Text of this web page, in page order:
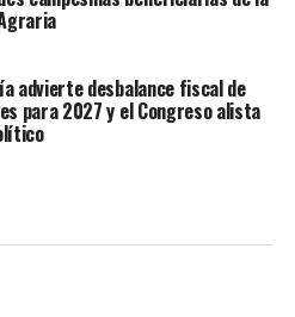
advierte desbalance fiscal de
para 2027 y el Congreso alista